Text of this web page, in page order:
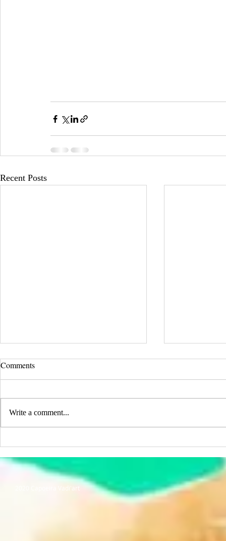
Recent Posts
Rentrée 2025 - 2026
Comments
Write a comment...
2020 Capoeira Vadi'art